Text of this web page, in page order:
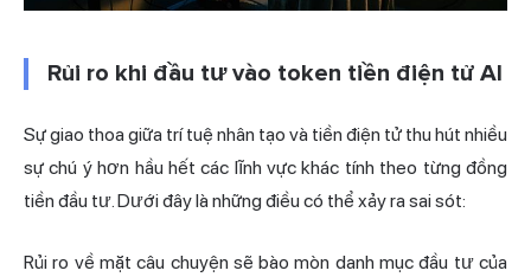
Rủi ro khi đầu tư vào token tiền điện tử AI
Sự giao thoa giữa trí tuệ nhân tạo và tiền điện tử thu hút nhiều
sự chú ý hơn hầu hết các lĩnh vực khác tính theo từng đồng
tiền đầu tư. Dưới đây là những điều có thể xảy ra sai sót:
Rủi ro về mặt câu chuyện sẽ bào mòn danh mục đầu tư của